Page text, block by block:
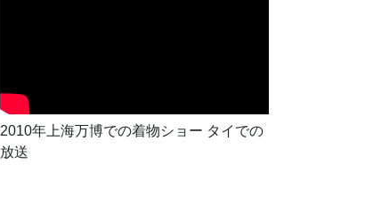
2010年上海万博での着物ショー タイでの
放送